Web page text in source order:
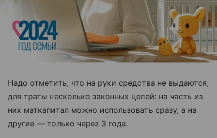
Надо отметить, что на руки средства не выдаются,
для траты несколько законных целей: на часть из
них маткапитал можно использовать сразу, а на
другие — только через 3 года.